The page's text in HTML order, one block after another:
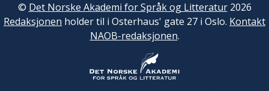
© Det Norske Akademi for Språk og Litteratur2026
Redaksjonen holder til i Osterhaus' gate 27 i Oslo. Kontakt
NAOB-redaksjonen.